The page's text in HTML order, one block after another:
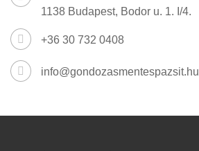
1138 Budapest, Bodor u. 1. I/4.
+36 30 732 0408
info@gondozasmentespazsit.hu